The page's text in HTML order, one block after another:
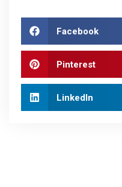
Facebook
Pinterest
LinkedIn